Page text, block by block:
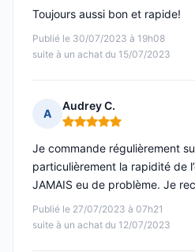
Publié le 30/07/2023 à 19h08
suite à un achat du 15/07/2023
Toujours aussi bon et rapide!
A
Audrey C.
Note : 5 sur 5
Publié le 27/07/2023 à 07h21
suite à un achat du 12/07/2023
Je commande régulièrement
particulièrement la rapidité de
JAMAIS eu de problème. Je